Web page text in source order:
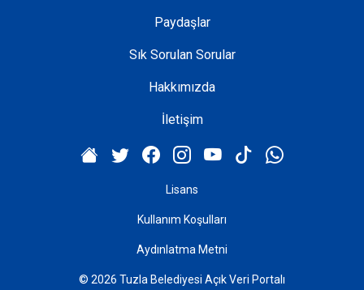
Paydaşlar
Sık Sorulan Sorular
Hakkımızda
İletişim
Lisans
Kullanım Koşulları
Aydınlatma Metni
© 2026 Tuzla Belediyesi Açık Veri Portalı